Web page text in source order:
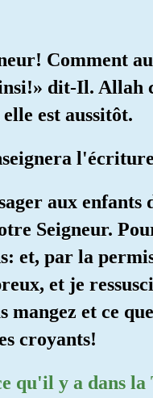
Comment
dit-Il.
est aussitôt.
aux
Seigneur.
et, par la
et je
mangez et ce
croyants!
qu'il y a dans